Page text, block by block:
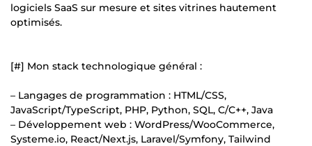
logiciels SaaS sur mesure et sites vitrines hautement
optimisés.
[#] Mon stack technologique général :
– Langages de programmation : HTML/CSS,
JavaScript/TypeScript, PHP, Python, SQL, C/C++, Java
– Développement web : WordPress/WooCommerce,
Systeme.io, React/Next.js, Laravel/Symfony, Tailwind